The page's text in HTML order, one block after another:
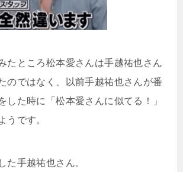
たところ松本愛さんは手越祐也さん
のではなく、以前手越祐也さんが番
した時に「松本愛さんに似てる！」
うです。
た手越祐也さん。